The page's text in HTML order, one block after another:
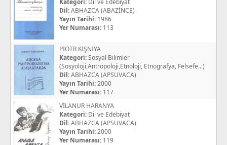
Kategori: Dil ve Edebiyat
Dil:ABHAZCA (ABAZİNCE)
Yayın Tarihi: 1986
Yer Numarası: 113
PİOTR KIŞNİYA
Kategori:Sosyal Bilimler
(Sosyoloji,Antropoloji,Etnoloji, Etnografya, Felsefe...)
Dil:ABHAZCA (APSUVACA)
Yayın Tarihi:2000
Yer Numarası: 117
VİLANUR HARANYA
Kategori: Dil ve Edebiyat
Dil:ABHAZCA (APSUVACA)
Yayın Tarihi:2000
Yer Numarası: 119